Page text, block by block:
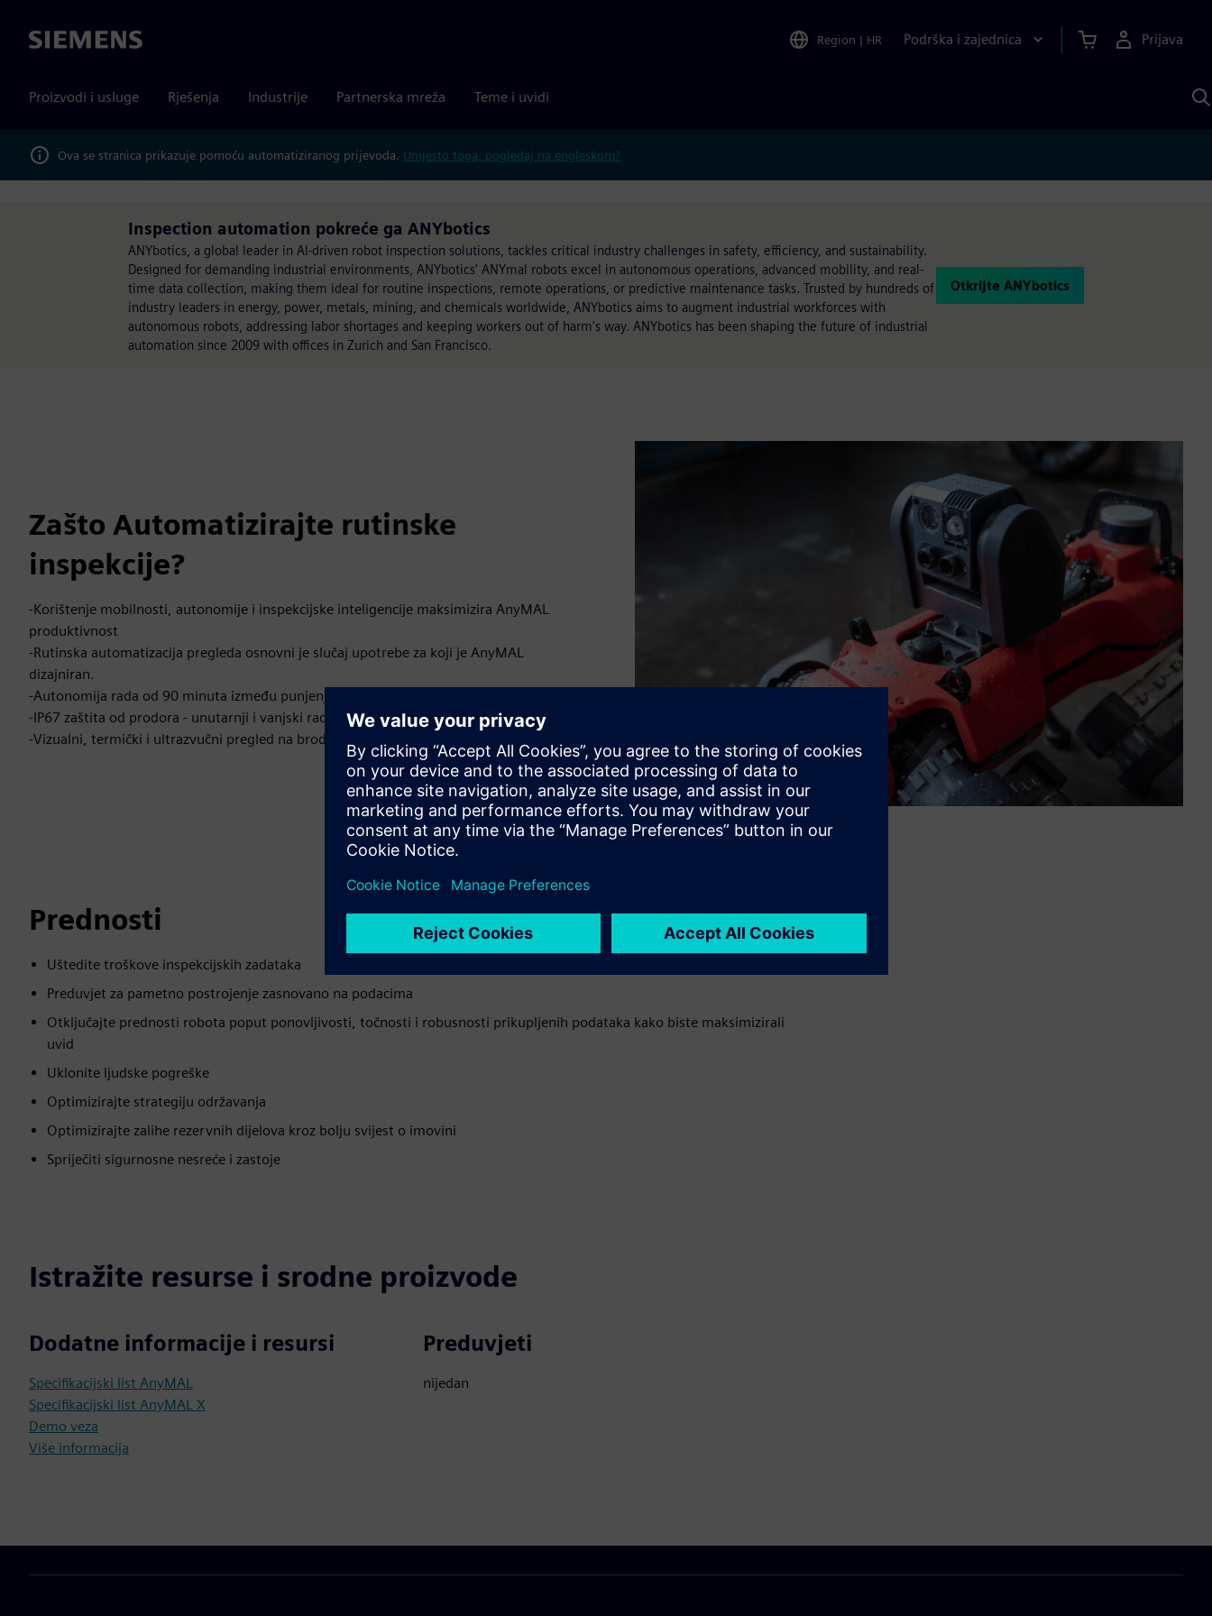
Siemens Region | HR Podrška i zajednica Prijava
Proizvodi i usluge Rješenja Industrije Partnerska mreža Teme i uvidi
Ova se stranica prikazuje pomoću automatiziranog prijevoda. Umjesto toga, pogledaj na engleskom?
Inspection automation pokreće ga ANYbotics
ANYbotics, a global leader in AI-driven robot inspection solutions, tackles critical industry challenges in safety, efficiency, and sustainability.
Designed for demanding industrial environments, ANYbotics' ANYmal robots excel in autonomous operations, advanced mobility, and real-
time data collection, making them ideal for routine inspections, remote operations, or predictive maintenance tasks. Trusted by hundreds of
industry leaders in energy, power, metals, mining, and chemicals worldwide, ANYbotics aims to augment industrial workforces with
autonomous robots, addressing labor shortages and keeping workers out of harm's way. ANYbotics has been shaping the future of industrial
automation since 2009 with offices in Zurich and San Francisco.
Otkrijte ANYbotics
Zašto Automatizirajte rutinske
inspekcije?
-Korištenje mobilnosti, autonomije i inspekcijske inteligencije maksimizira AnyMAL
produktivnost
-Rutinska automatizacija pregleda osnovni je slučaj upotrebe za koji je AnyMAL
dizajniran.
-Autonomija rada od 90 minuta između punjenja
-IP67 zaštita od prodora - unutarnji i vanjski rad; ATEX/IECEx zona 1 plinski tip IIA
-Vizualni, termički i ultrazvučni pregled na brodu
Prednosti
Uštedite troškove inspekcijskih zadataka
Preduvjet za pametno postrojenje zasnovano na podacima
Otključajte prednosti robota poput ponovljivosti, točnosti i robusnosti prikupljenih podataka kako biste maksimizirali
uvid
Uklonite ljudske pogreške
Optimizirajte strategiju održavanja
Optimizirajte zalihe rezervnih dijelova kroz bolju svijest o imovini
Spriječiti sigurnosne nesreće i zastoje
Istražite resurse i srodne proizvode
Dodatne informacije i resursi
Specifikacijski list AnyMAL
Specifikacijski list AnyMAL X
Demo veza
Više informacija
Preduvjeti
nijedan